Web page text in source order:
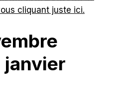
cliquant juste ici.
janvier